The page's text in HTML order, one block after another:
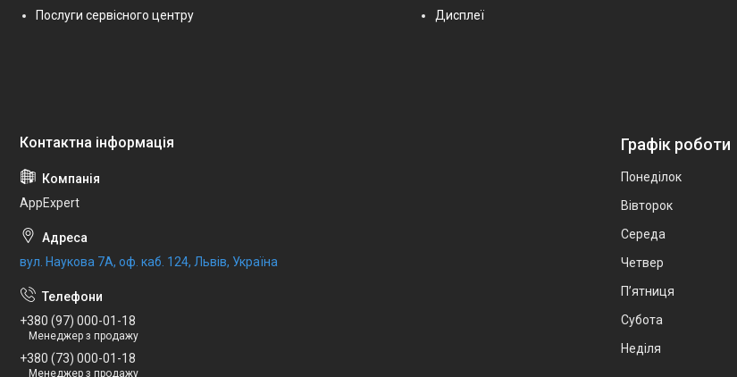
Послуги сервісного центру
Дисплеї
AppExpert
вул. Наукова 7А, оф. каб. 124, Львів, Україна
+380 (97) 000-01-18
Менеджер з продажу
+380 (73) 000-01-18
Менеджер з продажу
Графік роботи
Понеділок
Вівторок
Середа
Четвер
Пʼятниця
Субота
Неділя